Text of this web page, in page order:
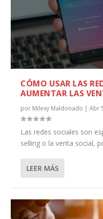
CÓMO USAR LAS
AUMENTAR LAS
por Milexy Maldonado |Abr
Las redes sociales son
selling o la venta social,
LEER MÁS